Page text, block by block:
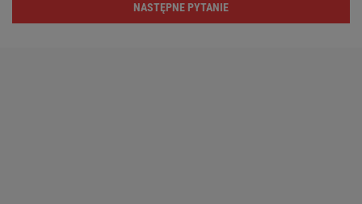
NASTĘPNE PYTANIE